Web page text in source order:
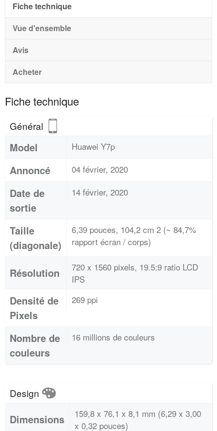
Fiche technique
Vue d'ensemble
Avis
Acheter
Fiche technique
Général
Model Huawei Y7p
Annoncé 04 février, 2020
Date de
sortie
14 février, 2020
Taille
(diagonale)
6,39 pouces, 104,2 cm 2 (~ 84,7%
rapport écran / corps)
Résolution
720 x 1560 pixels, 19.5:9 ratio LCD
IPS
Densité de
Pixels
269 ppi
Nombre de
couleurs
16 millions de couleurs
Design
Dimensions
159,8 x 76,1 x 8,1 mm (6,29 x 3,00
x 0,32 pouces)